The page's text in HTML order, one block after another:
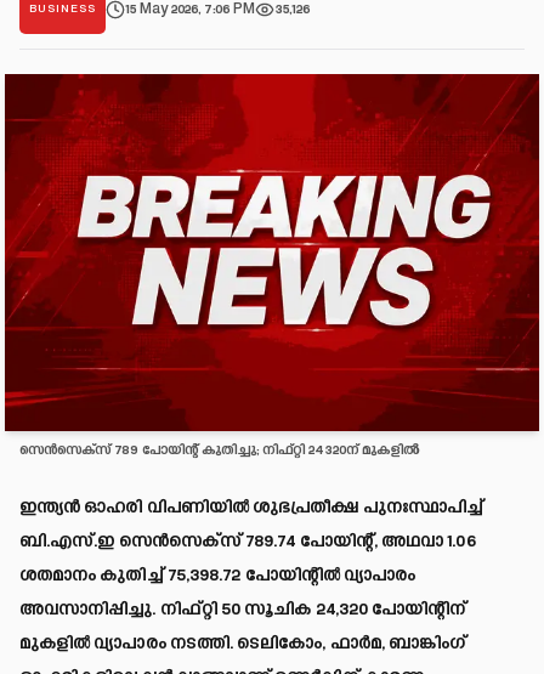
BUSINESS 15 May 2026, 7:06 PM 35,126
സെൻസെക്സ് 789 പോയിന്റ് കുതിച്ചു; നിഫ്റ്റി 24320ന് മുകളിൽ
ഇന്ത്യൻ ഓഹരി വിപണിയിൽ ശുഭപ്രതീക്ഷ പുനഃസ്ഥാപിച്ച്
ബി.എസ്.ഇ സെൻസെക്സ് 789.74 പോയിന്റ്, അഥവാ 1.06
ശതമാനം കുതിച്ച് 75,398.72 പോയിന്റിൽ വ്യാപാരം
അവസാനിപ്പിച്ചു. നിഫ്റ്റി 50 സൂചിക 24,320 പോയിന്റിന്
മുകളിൽ വ്യാപാരം നടത്തി. ടെലികോം, ഫാർമ, ബാങ്കിംഗ്